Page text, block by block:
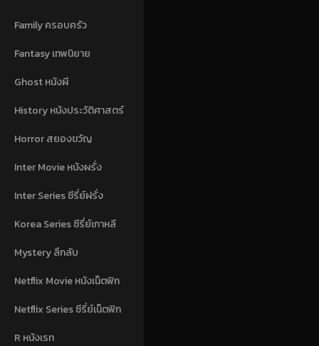
Family ครอบครัว
Fantasy เทพนิยาย
Ghost หนังผี
History หนังประวัติศาสตร์
Horror สยองขวัญ
Inter Movie หนังผรั่ง
Inter Series ซีรี่ย์ฝรั่ง
Korea Series ซีรี่ย์เกาหลี
Mystery ลึกลับ
Netflix Movie หนังเน็ตฟิก
Netflix Series ซีรี่ย์เน็ตฟิก
R หนังเรท